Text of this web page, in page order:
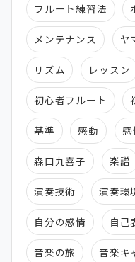
フルート練習法
メンテナンス ヤ
リズム レッスン
初心者フルート
基準 感動 感
森口九喜子 楽譜
演奏技術 演奏環
自分の感情 自己
音楽の旅 音楽キ